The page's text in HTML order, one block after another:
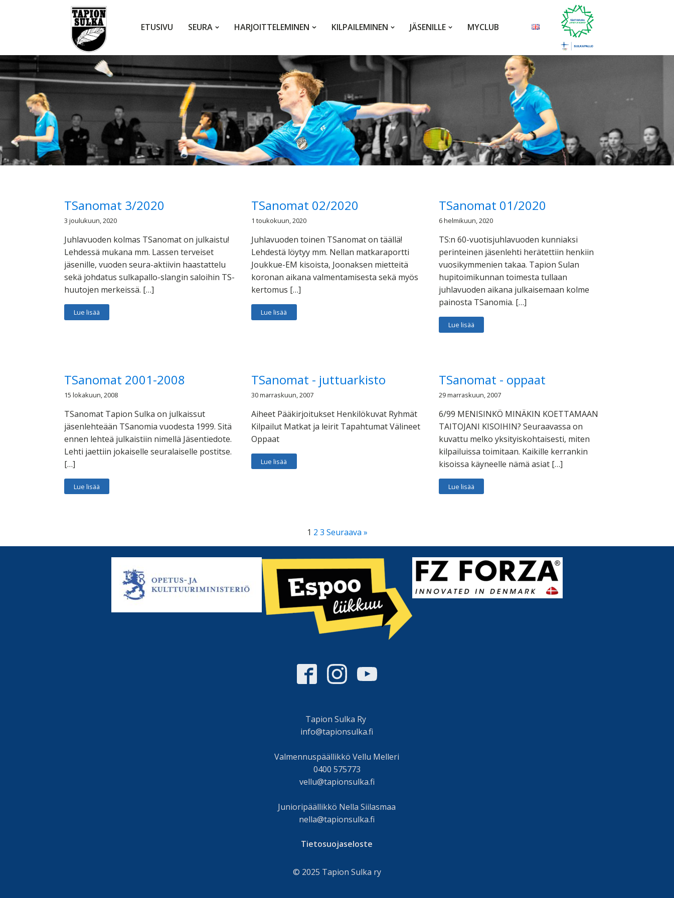
ETUSIVU SEURA HARJOITTELEMINEN KILPAILEMINEN JÄSENILLE MYCLUB
TSanomat 3/2020
3 joulukuun, 2020
Juhlavuoden kolmas TSanomat on julkaistu!
Lehdessä mukana mm. Lassen terveiset
jäsenille, vuoden seura-aktiivin haastattelu
sekä johdatus sulkapallo-slangin saloihin TS-
huutojen merkeissä. […]
Lue lisää
TSanomat 02/2020
1 toukokuun, 2020
Juhlavuoden toinen TSanomat on täällä!
Lehdestä löytyy mm. Nellan matkaraportti
Joukkue-EM kisoista, Joonaksen mietteitä
koronan aikana valmentamisesta sekä myös
kertomus […]
Lue lisää
TSanomat 01/2020
6 helmikuun, 2020
TS:n 60-vuotisjuhlavuoden kunniaksi
perinteinen jäsenlehti herätettiin henkiin
vuosikymmenien takaa. Tapion Sulan
hupitoimikunnan toimesta tullaan
juhlavuoden aikana julkaisemaan kolme
painosta TSanomia. […]
Lue lisää
TSanomat 2001-2008
15 lokakuun, 2008
TSanomat Tapion Sulka on julkaissut
jäsenlehteään TSanomia vuodesta 1999. Sitä
ennen lehteä julkaistiin nimellä Jäsentiedote.
Lehti jaettiin jokaiselle seuralaiselle postitse.
[…]
Lue lisää
TSanomat - juttuarkisto
30 marraskuun, 2007
Aiheet Pääkirjoitukset Henkilökuvat Ryhmät
Kilpailut Matkat ja leirit Tapahtumat Välineet
Oppaat
Lue lisää
TSanomat - oppaat
29 marraskuun, 2007
6/99 MENISINKÖ MINÄKIN KOETTAMAAN
TAITOJANI KISOIHIN? Seuraavassa on
kuvattu melko yksityiskohtaisesti, miten
kilpailuissa toimitaan. Kaikille kerrankin
kisoissa käyneelle nämä asiat […]
Lue lisää
1 2 3 Seuraava »
Tapion Sulka Ry
info@tapionsulka.fi
Valmennuspäällikkö Vellu Melleri
0400 575773
vellu@tapionsulka.fi
Junioripäällikkö Nella Siilasmaa
nella@tapionsulka.fi
Tietosuojaseloste
© 2025 Tapion Sulka ry